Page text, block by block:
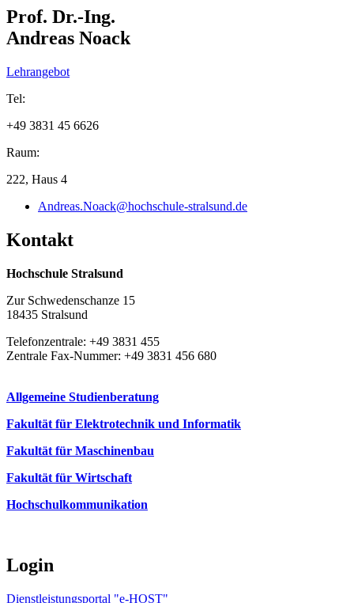
(Authentifizierung, Schlüsselaustausch, ...), Verschlüsselung
Rechnernetze: Performanzbestimmung
Netzwerkkonzepten und Systemen
Unterstützung bei der Entwicklung effizienter
Netzwerkprotokolle
Seminare und Schulungen
Ausstattung:
Heterogenes Netzwerklabor mit Rechnern und aktiven
Netzwerkkomponenten
Netzwerkmanagement und -analyse-Software
Software Defined Radios
Prof. Dr.-Ing.
Andreas Noack
Lehrangebot
Tel:
+49 3831 45 6626
Raum:
222, Haus 4
Andreas.Noack@hochschule-stralsund.de
Kon­takt
Hochschule Stralsund
Zur Schwedenschanze 15
18435 Stralsund
Telefonzentrale: +49 3831 455
Zentrale Fax-Nummer: +49 3831 456 680
Allgemeine Studienberatung
Fakultät für Elektrotechnik und Informatik
Fakultät für Maschinenbau
Fakultät für Wirtschaft
Hochschulkommunikation
Login
Dienstleistungsportal "e-HOST"